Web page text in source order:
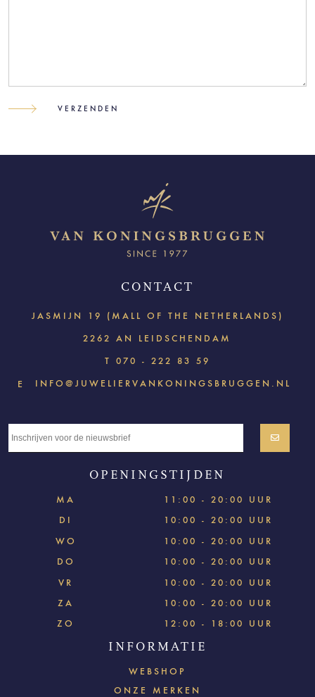
CONTACT
JASMIJN 19 (MALL OF THE NETHERLANDS)
2262 AN LEIDSCHENDAM
T 070 - 222 83 59
E INFO@JUWELIERVANKONINGSBRUGGEN.NL
OPENINGSTIJDEN
MA
11:00 - 20:00 UUR
DI
10:00 - 20:00 UUR
WO
10:00 - 20:00 UUR
DO
10:00 - 20:00 UUR
VR
10:00 - 20:00 UUR
ZA
10:00 - 20:00 UUR
ZO
12:00 - 18:00 UUR
INFORMATIE
WEBSHOP
ONZE MERKEN